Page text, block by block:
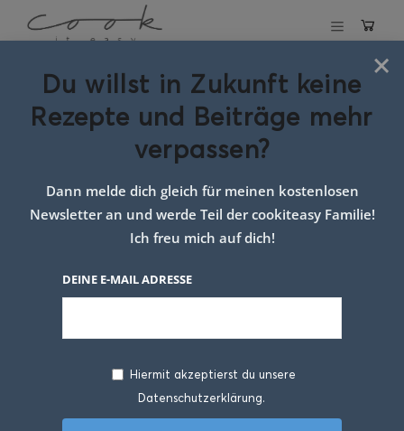
Schlagwort:
pizzateig rezept
×
Du willst in Zukunft keine
Rezepte und Beiträge mehr
verpassen?
Dann melde dich gleich für meinen kostenlosen
Newsletter an und werde Teil der cookiteasy Familie!
Ich freu mich auf dich!
DEINE E-MAIL ADRESSE
Hiermit akzeptierst du unsere
Datenschutzerklärung.